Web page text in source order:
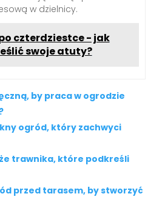
w dzielnicy.
czterdziestce - jak
swoje atuty?
by praca w ogrodzie
ogród, który zachwyci
trawnika, które podkreśli
przed tarasem, by stworzyć